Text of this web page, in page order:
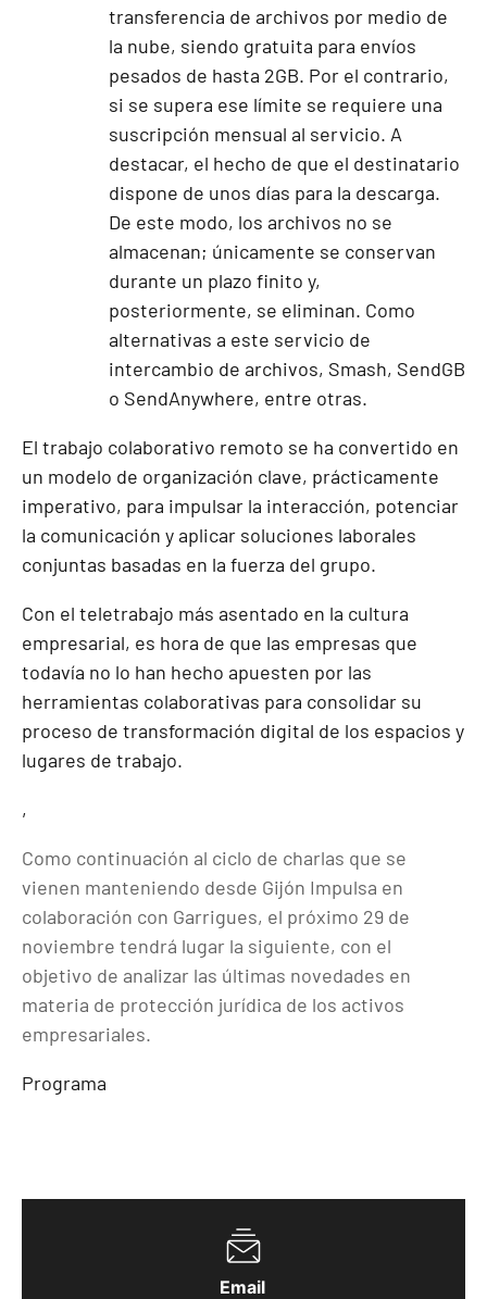
Email
transferencia de archivos por medio de
la nube, siendo gratuita para envíos
pesados de hasta 2GB. Por el contrario,
si se supera ese límite se requiere una
suscripción mensual al servicio. A
destacar, el hecho de que el destinatario
dispone de unos días para la descarga.
De este modo, los archivos no se
almacenan; únicamente se conservan
durante un plazo finito y,
posteriormente, se eliminan. Como
alternativas a este servicio de
intercambio de archivos, Smash, SendGB
o SendAnywhere, entre otras.
El trabajo colaborativo remoto se ha convertido en
un modelo de organización clave, prácticamente
imperativo, para impulsar la interacción, potenciar
la comunicación y aplicar soluciones laborales
conjuntas basadas en la fuerza del grupo.
Con el teletrabajo más asentado en la cultura
empresarial, es hora de que las empresas que
todavía no lo han hecho apuesten por las
herramientas colaborativas para consolidar su
proceso de transformación digital de los espacios y
lugares de trabajo.
,
Como continuación al ciclo de charlas que se
vienen manteniendo desde Gijón Impulsa en
colaboración con Garrigues, el próximo 29 de
noviembre tendrá lugar la siguiente, con el
objetivo de analizar las últimas novedades en
materia de protección jurídica de los activos
empresariales.
Programa